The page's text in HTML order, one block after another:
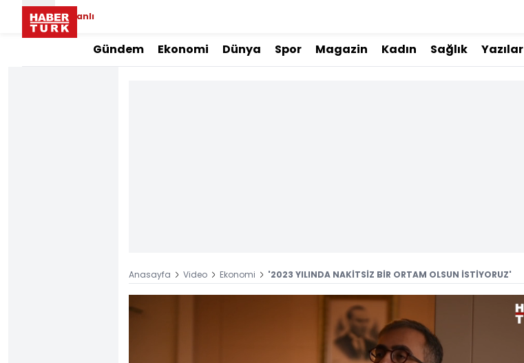
Canlı
Gündem Ekonomi Dünya Spor Magazin Kadın Sağlık Yazılar
Anasayfa Video Ekonomi '2023 YILINDA NAKİTSİZ BİR ORTAM OLSUN İSTİYORUZ'